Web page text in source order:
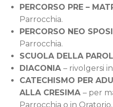
PERCORSO PRE –
Parrocchia.
PERCORSO NEO SPOSI
Parrocchia.
SCUOLA DELLA
DIACONIA – rivolgersi
CATECHISMO PER
ALLA CRESIMA – per
Parrocchia o in Oratorio.